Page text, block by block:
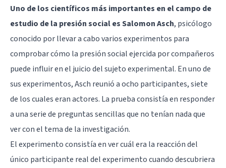
Uno de los científicos más importantes en el campo de
estudio de la presión social es Salomon Asch, psicólogo
conocido por llevar a cabo varios experimentos para
comprobar cómo la presión social ejercida por compañeros
puede influir en el juicio del sujeto experimental. En uno de
sus experimentos, Asch reunió a ocho participantes, siete
de los cuales eran actores. La prueba consistía en responder
a una serie de preguntas sencillas que no tenían nada que
ver con el tema de la investigación.
El experimento consistía en ver cuál era la reacción del
único participante real del experimento cuando descubriera